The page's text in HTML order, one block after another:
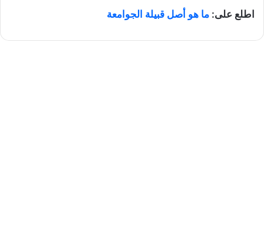
اطلع على: ما هو أصل قبيلة الجوامعة